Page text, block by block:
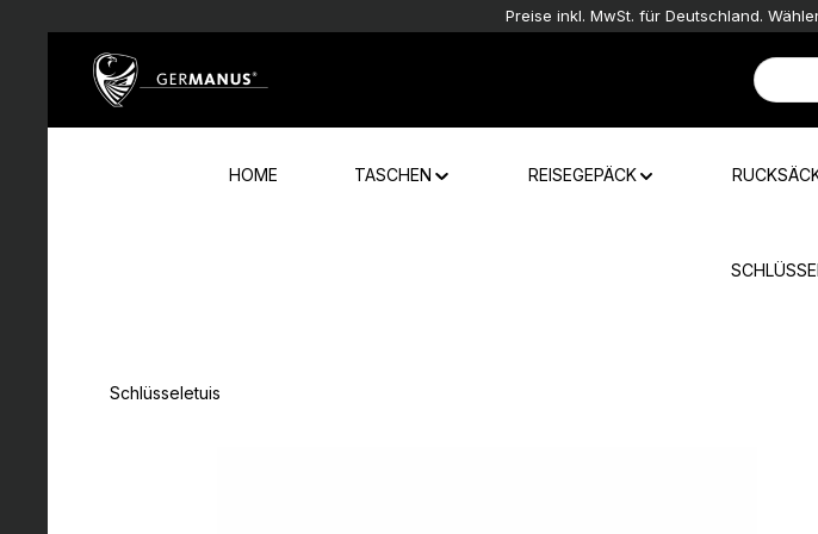
Preise inkl. MwSt. für Deutschland.
HOME TASCHEN REISEGEPÄCK
Schlüsseletuis